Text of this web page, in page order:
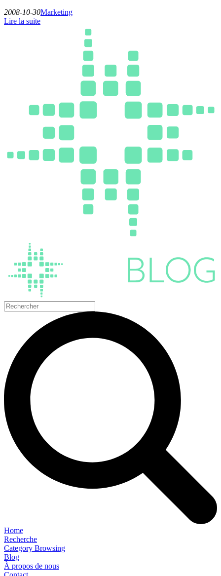
2008-10-30Marketing
Lire la suite
Home
Recherche
Category Browsing
Blog
À propos de nous